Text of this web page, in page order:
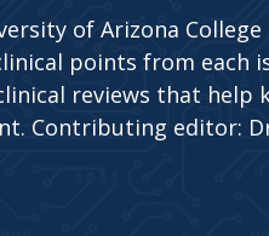
of Arizona College
points from each
reviews that help
Contributing editor: